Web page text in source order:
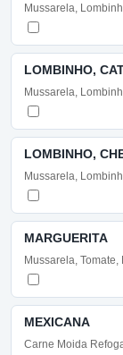
Mussarela,
LOMBINHO,
Mussarela,
LOMBINHO,
Mussarela,
MARGUERITA
Mussarela, Tomate,
MEXICANA
Carne Moida